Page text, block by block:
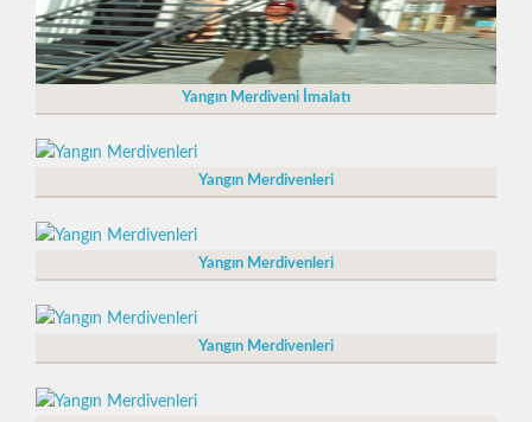
Yangın Merdiveni İmalatı
Yangın Merdivenleri
Yangın Merdivenleri
Yangın Merdivenleri